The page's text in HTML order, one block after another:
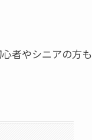
者やシニアの方も